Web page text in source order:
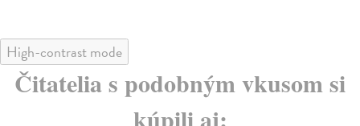
High-contrast mode
Čitatelia s podobným vkusom si
kúpili aj: